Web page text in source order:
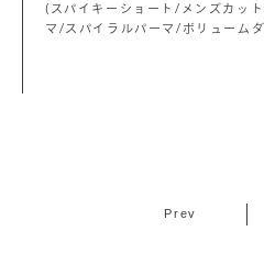
(スパイキーショート/メンズカッ
マ/スパイラルパーマ/ボリューム
Prev